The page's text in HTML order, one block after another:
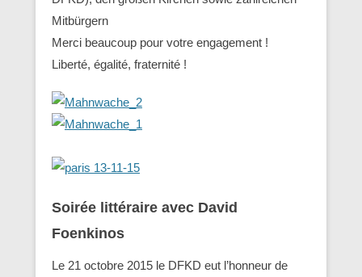
Mitbürgern
Merci beaucoup pour votre engagement !
Liberté, égalité, fraternité !
Soirée littéraire avec David
Foenkinos
Le 21 octobre 2015 le DFKD eut l’honneur de